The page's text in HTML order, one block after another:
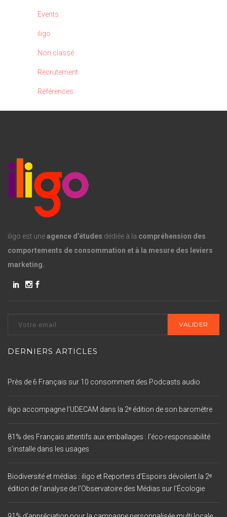
Events
iligo
Non classé
Recrutement
Références
iligo est uneagence d’études dédiée à la compréhension des
comportements de consommation et à la mesure des leviers
marketing.
DERNIERS ARTICLES
Près de 6 Français sur 10 consomment des Podcasts audio
iligo accompagne l’UDECAM dans la 2ᵉ édition de son baromètre
81% des Français attentifs aux emballages : l’éco-responsabilité
s’installe dans les usages
Biodiversité et médias : iligo et Reporters d’Espoirs dévoilent la 2ᵉ
édition de l’analyse de l’Observatoire des Médias sur l’Écologie